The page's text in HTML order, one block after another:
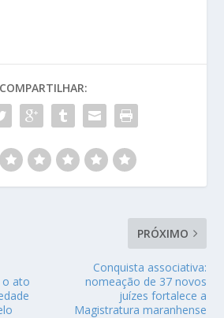
COMPARTILHAR:
o ato
PRÓXIMO
Conquista associativa:
nomeação de 37 novos
juízes fortalece a
Magistratura maranhense